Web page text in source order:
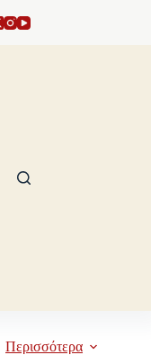
Περισσότερα